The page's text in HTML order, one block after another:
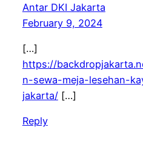
Antar DKI Jakarta
February 9, 2024
[…]
https://
n-sewa-meja-lesehan-
jakarta/[…]
Reply